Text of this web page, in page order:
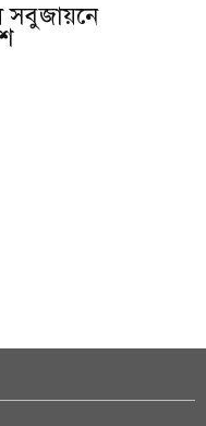
সবুজায়নে